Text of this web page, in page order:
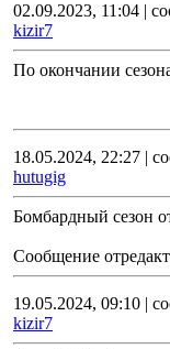
02.09.2023, 11:04 |
kizir7
По окончании
18.05.2024, 22:27 |
hutugig
Бомбардный сезон
Сообщение
19.05.2024, 09:10 |
kizir7